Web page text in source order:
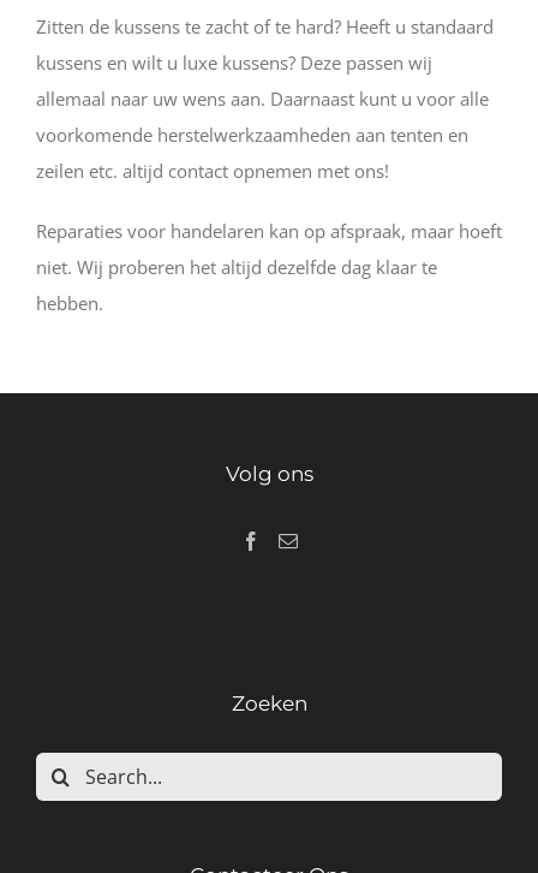
Zitten de kussens te zacht of te hard? Heeft u standaard
kussens en wilt u luxe kussens? Deze passen wij
allemaal naar uw wens aan. Daarnaast kunt u voor alle
voorkomende herstelwerkzaamheden aan tenten en
zeilen etc. altijd contact opnemen met ons!
Reparaties voor handelaren kan op afspraak, maar hoeft
niet. Wij proberen het altijd dezelfde dag klaar te
hebben.
Volg ons
Zoeken
Search
for: